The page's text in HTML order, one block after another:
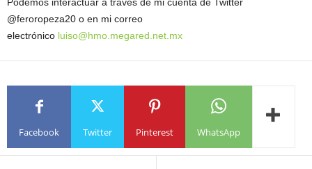
@feroropeza20 o en mi correo
electrónico luiso@hmo.megared.net.mx
Facebook Twitter Pinterest WhatsApp